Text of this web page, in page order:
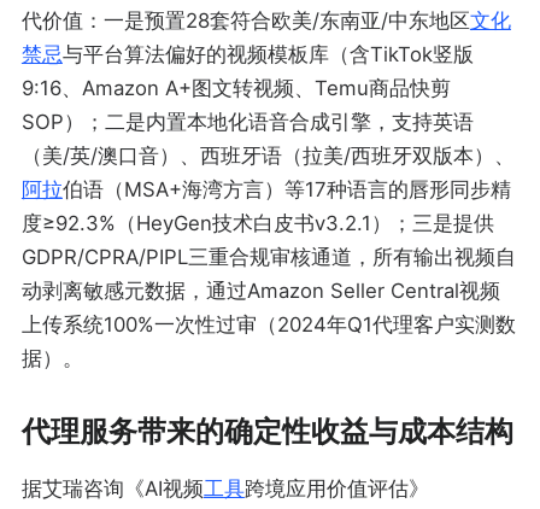
代价值：一是预置28套符合欧美/东南亚/中东地区文化
禁忌与平台算法偏好的视频模板库（含TikTok竖版
9:16、Amazon A+图文转视频、Temu商品快剪
SOP）；二是内置本地化语音合成引擎，支持英语
（美/英/澳口音）、西班牙语（拉美/西班牙双版本）、
阿拉伯语（MSA+海湾方言）等17种语言的唇形同步精
度≥92.3%（HeyGen技术白皮书v3.2.1）；三是提供
GDPR/CPRA/PIPL三重合规审核通道，所有输出视频自
动剥离敏感元数据，通过Amazon Seller Central视频
上传系统100%一次性过审（2024年Q1代理客户实测数
据）。
代理服务带来的确定性收益与成本结构
据艾瑞咨询《AI视频工具跨境应用价值评估》